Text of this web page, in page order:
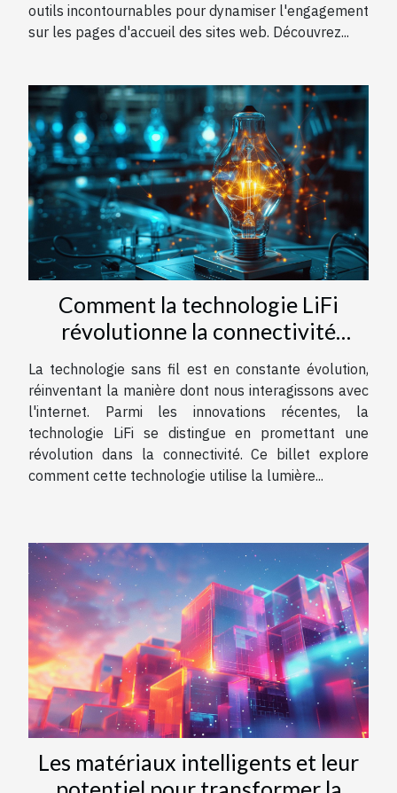
outils incontournables pour dynamiser l'engagement
sur les pages d'accueil des sites web. Découvrez...
Comment la technologie LiFi
révolutionne la connectivité
internet
La technologie sans fil est en constante évolution,
réinventant la manière dont nous interagissons avec
l'internet. Parmi les innovations récentes, la
technologie LiFi se distingue en promettant une
révolution dans la connectivité. Ce billet explore
comment cette technologie utilise la lumière...
Les matériaux intelligents et leur